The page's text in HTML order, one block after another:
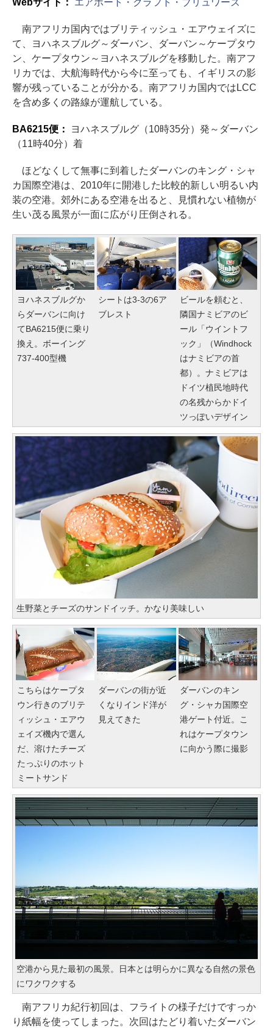
Webサイト： エアポート・クラフト・ブリュワーズ
南アフリカ国内ではブリティッシュ・エアウェイズに
て、ヨハネスブルグ～ダーバン、ダーバン～ケープタウ
ン、ケープタウン～ヨハネスブルグを移動した。南アフ
リカでは、大航海時代から今に至っても、イギリスの影
響が残っていることが分かる。南アフリカ国内ではLCC
を含め多くの路線が運航している。
BA6215便：
ヨハネスブルグ（10時35分）発～ダーバン
（11時40分）着
ほどなくして無事に到着したダーバンのキング・シャ
カ国際空港は、2010年に開港した比較的新しい明るい内
装の空港。郊外にある空港を出ると、見慣れない植物が
生い茂る風景が一面に広がり圧倒される。
ヨハネスブルグか
らダーバンに向け
てBA6215便に乗り
換え。ボーイング
737-400型機
シートは3-3の6ア
ブレスト
ビールを頼むと、
隣国ナミビアのビ
ール「ウイントフ
ック」（Windhock
はナミビアの首
都）。ナミビアは
ドイツ植民地時代
の名残からかドイ
ツっぽいデザイン
生野菜とチーズのサンドイッチ。かなり美味しい
こちらはケープタ
ウン行きのブリテ
ィッシュ・エアウ
ェイズ機内で選ん
だ、溶けたチーズ
たっぷりのホット
ミートサンド
ダーバンの街が近
くなりインド洋が
見えてきた
ダーバンのキン
グ・シャカ国際空
港ゲート付近。こ
れはケープタウン
に向かう際に撮影
空港から見た最初の風景。日本とは明らかに異なる自然の景色
にワクワクする
南アフリカ紀行初回は、フライトの様子だけですっか
り紙幅を使ってしまった。次回はたどり着いたダーバン